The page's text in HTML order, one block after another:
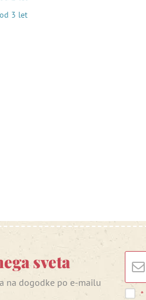
3 let
sveta
na dogodke po e-mailu
*